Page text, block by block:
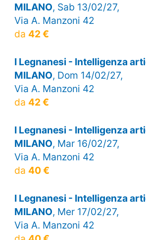
MILANO, Sab 13/02/27,
Via A. Manzoni 42
da 42 €
I Legnanesi - Intelligenza
MILANO, Dom 14/02/27,
Via A. Manzoni 42
da 42 €
I Legnanesi - Intelligenza
MILANO, Mar 16/02/27,
Via A. Manzoni 42
da 40 €
I Legnanesi - Intelligenza
MILANO, Mer 17/02/27,
Via A. Manzoni 42